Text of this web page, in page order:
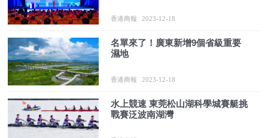
香港商報 2023-12-18
名單來了！廣東新增9個省級重要
濕地
香港商報 2023-12-18
水上競速 東莞松山湖科學城賽艇挑
戰賽泛波南湖灣